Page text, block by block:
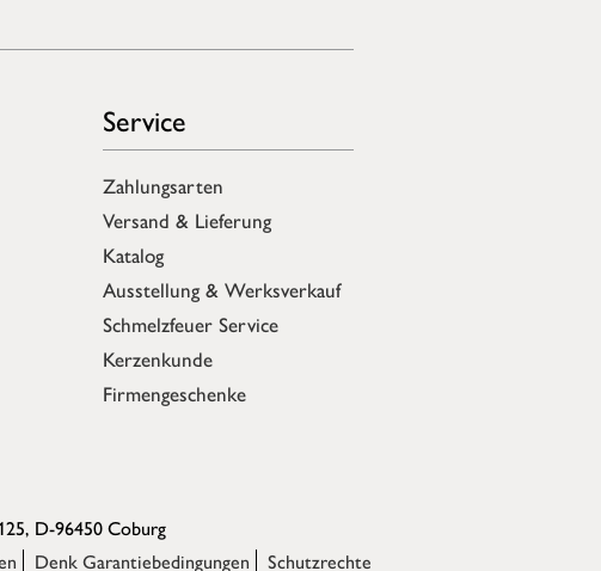
Service
Zahlungsarten
Versand & Lieferung
Katalog
Ausstellung & Werksverkauf
Schmelzfeuer Service
Kerzenkunde
Firmengeschenke
D-96450 Coburg
Denk Garantiebedingungen Schutzrechte